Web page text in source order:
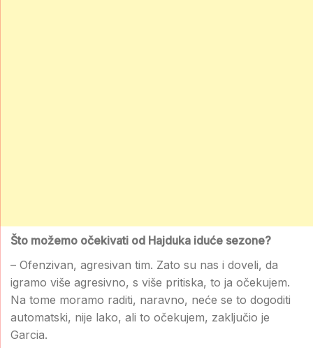
Što možemo očekivati od Hajduka iduće sezone?
– Ofenzivan, agresivan tim. Zato su nas i doveli, da
igramo više agresivno, s više pritiska, to ja očekujem.
Na tome moramo raditi, naravno, neće se to dogoditi
automatski, nije lako, ali to očekujem, zaključio je
Garcia.